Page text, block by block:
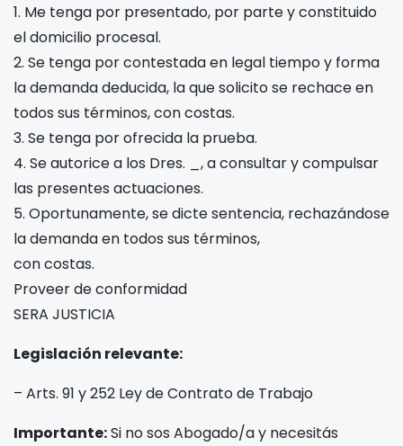
1. Me tenga por presentado, por parte y constituido
el domicilio procesal.
2. Se tenga por contestada en legal tiempo y forma
la demanda deducida, la que solicito se rechace en
todos sus términos, con costas.
3. Se tenga por ofrecida la prueba.
4. Se autorice a los Dres. _, a consultar y compulsar
las presentes actuaciones.
5. Oportunamente, se dicte sentencia, rechazándose
la demanda en todos sus términos,
con costas.
Proveer de conformidad
SERA JUSTICIA
Legislación relevante:
– Arts. 91 y 252 Ley de Contrato de Trabajo
Importante:Si no sos Abogado/a y necesitás